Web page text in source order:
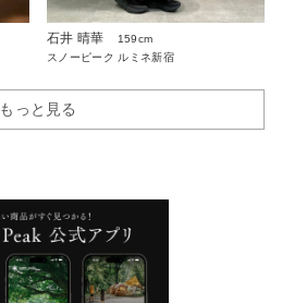
石井 晴華
159cm
スノーピーク ルミネ新宿
もっと見る